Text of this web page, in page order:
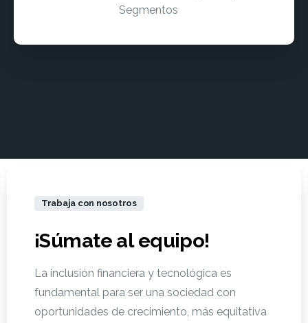
Segmentos
Trabaja con nosotros
¡Súmate al equipo!
La inclusión financiera y tecnológica es
fundamental para ser una sociedad con
oportunidades de crecimiento, más equitativa